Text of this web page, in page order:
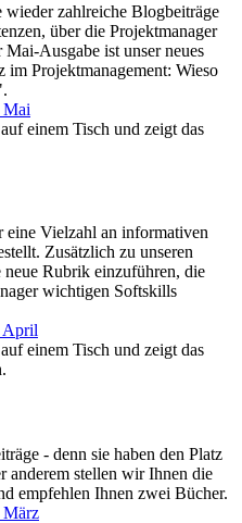
zahlreiche Blogbeiträge
über die Projektmanager
Ausgabe ist unser neues
Projektmanagement: Wieso
Mai
Vielzahl an informativen
Zusätzlich zu unseren
Rubrik einzuführen, die
wichtigen Softskills
April
- denn sie haben den Platz
anderem stellen wir Ihnen die
empfehlen Ihnen zwei Bücher.
März